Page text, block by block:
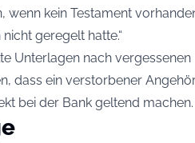
wenn kein Testament
geregelt hatte.“
Unterlagen nach vergessenen
dass ein verstorbener
bei der Bank geltend machen.